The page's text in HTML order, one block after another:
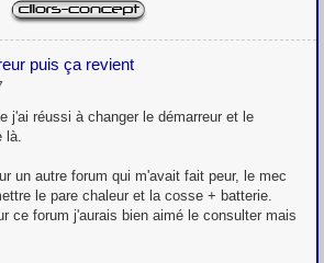
puis ça revient
j'ai réussi à changer le démarreur et le
là.
un autre forum qui m'avait fait peur, le mec
le pare chaleur et la cosse + batterie.
ce forum j'aurais bien aimé le consulter mais